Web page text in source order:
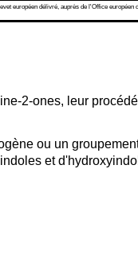
européen délivré, auprès de l'Office
2-ones, leur
ou un
et